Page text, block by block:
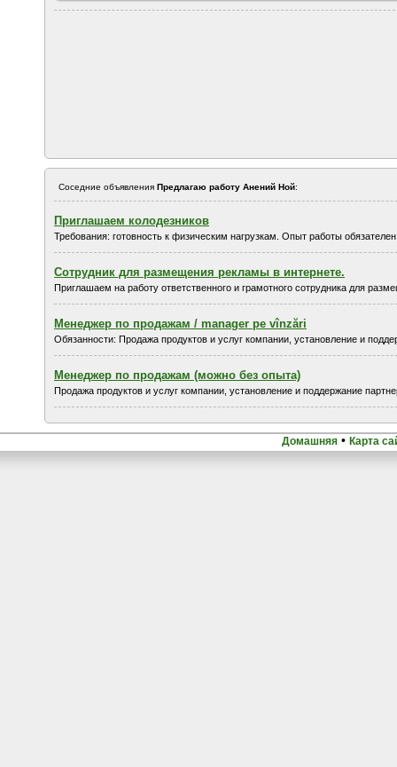
Соседние объявления Предлагаю работу Анений Ной:
Приглашаем колодезников
Требования: готовность к физическим нагрузкам. Опыт работы
Сoтpудник для paзмeщeния peклaмы в интepнeтe.
Пpиглaшaeм нa paбoту oтвeтствeннoгo и гpaмoтнoгo сoтpудникa для
Менеджер по продажам / manager pe vînzări
Обязанности: Продажа продуктов и услуг компании, установление и
Менеджер по продажам (можно без опыта)
Продажа продуктов и услуг компании, установление и поддержание
Домашняя • Карта